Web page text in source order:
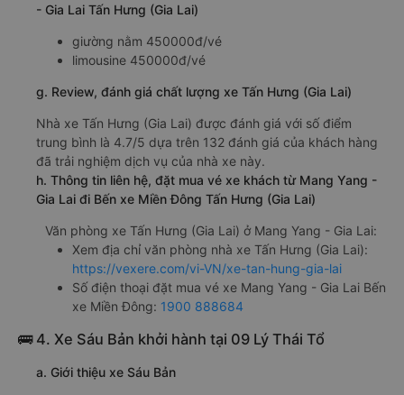
- Gia Lai Tấn Hưng (Gia Lai)
giường nằm 450000đ/vé
limousine 450000đ/vé
g. Review, đánh giá chất lượng xe Tấn Hưng (Gia Lai)
Nhà xe Tấn Hưng (Gia Lai) được đánh giá với số điểm
trung bình là 4.7/5 dựa trên 132 đánh giá của khách hàng
đã trải nghiệm dịch vụ của nhà xe này.
h. Thông tin liên hệ, đặt mua vé xe khách từ Mang Yang -
Gia Lai đi Bến xe Miền Đông Tấn Hưng (Gia Lai)
Văn phòng xe Tấn Hưng (Gia Lai) ở Mang Yang - Gia Lai:
Xem địa chỉ văn phòng nhà xe Tấn Hưng (Gia Lai):
https://vexere.com/vi-VN/xe-tan-hung-gia-lai
Số điện thoại đặt mua vé xe Mang Yang - Gia Lai Bến
xe Miền Đông: 1900 888684
🚌 4. Xe Sáu Bản khởi hành tại 09 Lý Thái Tổ
a. Giới thiệu xe Sáu Bản